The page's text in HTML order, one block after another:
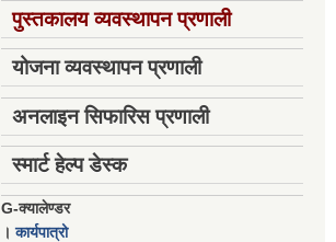
पुस्तकालय व्यवस्थापन प्रणाली
योजना व्यवस्थापन प्रणाली
अनलाइन सिफारिस प्रणाली
स्मार्ट हेल्प डेस्क
G-क्यालेण्डर
।कार्यपात्रो